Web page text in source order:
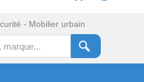
- Mobilier urbain